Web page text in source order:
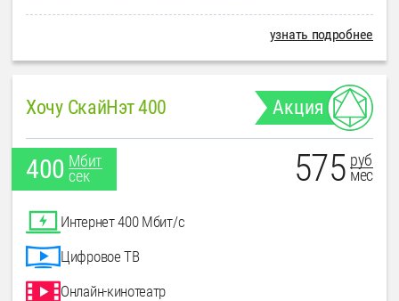
узнать подробнее
Хочу СкайНэт 400 Акция
400 Мбит
сек
575 руб
мес
Интернет 400 Мбит/с
Цифровое ТВ
Онлайн-кинотеатр